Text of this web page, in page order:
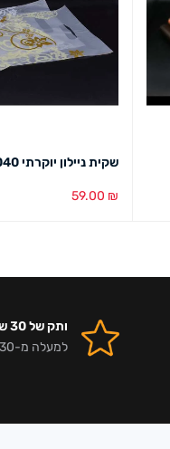
שקית ניילון יוקרתי 3040
59.00 ₪
ותק של 30 שנים
למעלה מ-30 שנים של ניסיון!